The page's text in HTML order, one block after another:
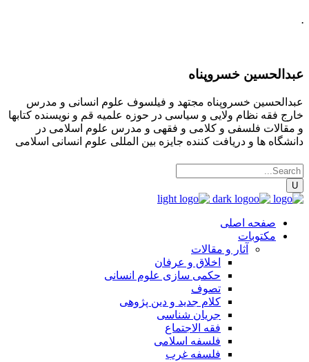
.
عبدالحسین خسروپناه
عبدالحسین خسروپناه مجتهد و فیلسوف علوم انسانی و مدرس
خارج فقه نظام ولایی و سیاسی در حوزه علمیه قم و نویسنده کتابها
و مقالات فلسفی و کلامی و فقهی و مدرس علوم اسلامی در
دانشگاه ها و دریافت کننده جایزه بین المللی علوم انسانی اسلامی
صفحه اصلی
مکتوبات
آثار و مقالات
اخلاق و عرفان
حکمی سازی علوم انسانی
تصوف
کلام جدید و دین پژوهی
جریان شناسی
فقه الاجتماع
فلسفه اسلامی
فلسفه غرب